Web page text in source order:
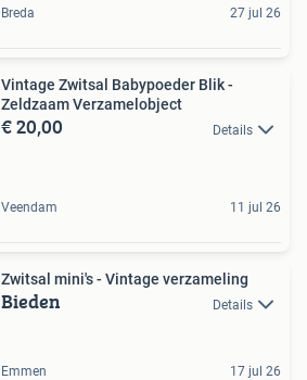
Breda 27 jul 26
Vintage Zwitsal Babypoeder Blik -
Zeldzaam Verzamelobject
€ 20,00 Details
Veendam 11 jul 26
Zwitsal mini's - Vintage verzameling
Bieden Details
Emmen 17 jul 26